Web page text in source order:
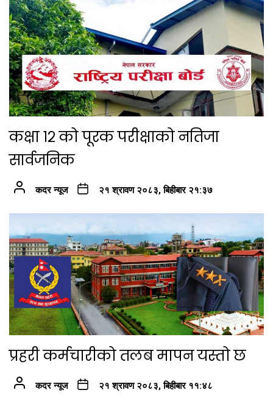
कक्षा १२ को पूरक परीक्षाको नतिजा
सार्वजनिक
कदर न्यूज २१ श्रावण २०८३, बिहीबार २१:३७
प्रहरी कर्मचारीको तलब मापन यस्तो छ
कदर न्यूज २१ श्रावण २०८३, बिहीबार ११:४८